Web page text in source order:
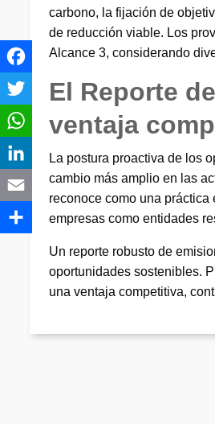
carbono, la fijación de
de reducción viable. Los
Alcance 3, considerando
El Reporte
ventaja
La postura proactiva de los
cambio más amplio en las
reconoce como una
empresas como entidades
Un reporte robusto de
oportunidades sostenibles.
una ventaja competitiva,